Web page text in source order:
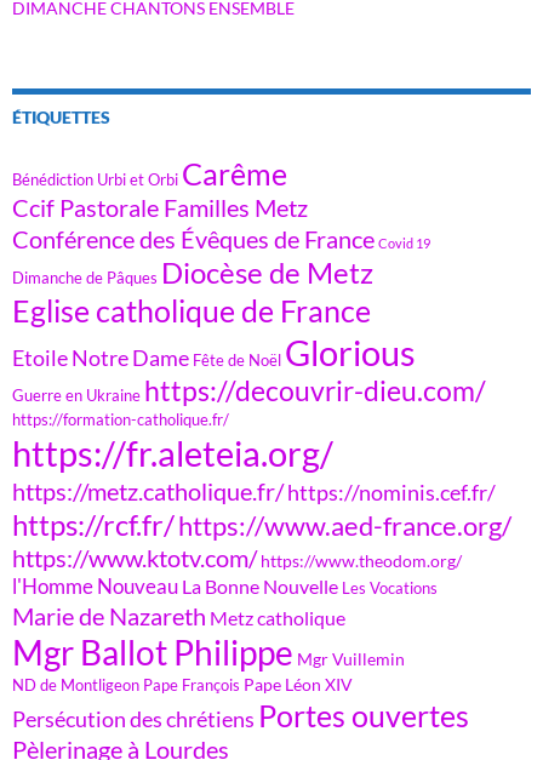
DIMANCHE CHANTONS ENSEMBLE
ÉTIQUETTES
Bénédiction Urbi et Orbi Carême
Ccif Pastorale Familles Metz
Conférence des Évêques de France Covid 19
Dimanche de Pâques Diocèse de Metz
Eglise catholique de France
Etoile Notre Dame Fête de Noël Glorious
Guerre en Ukraine https://decouvrir-dieu.com/
https://formation-catholique.fr/
https://fr.aleteia.org/
https://metz.catholique.fr/https://nominis.cef.fr/
https://rcf.fr/https://www.aed-france.org/
https://www.ktotv.com/ https://www.theodom.org/
l'Homme Nouveau La Bonne Nouvelle Les Vocations
Marie de Nazareth Metz catholique
Mgr Ballot Philippe Mgr Vuillemin
ND de Montligeon Pape François Pape Léon XIV
Persécution des chrétiens Portes ouvertes
Pèlerinage à Lourdes